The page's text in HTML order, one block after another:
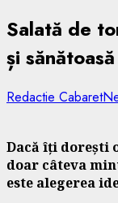
Salată de
și
Redactie
Dacă îți dorești
doar câteva
este alegerea